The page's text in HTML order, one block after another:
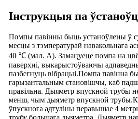
Інструкцыя па
Помпы павінны быць устаноўлены ў
месцы з тэмпературай навакольнага
40 ℃ (мал. A). Замацуеце помпа на
паверхні, выкарыстоўваючы
пазбегнуць вібрацыі.Помпа павінна
гарызантальным становішчы, каб
правільна. Дыяметр впускной трубы
менш, чым дыяметр впускной
ўпускнога адтуліны перавышае 4
трубу большага дыяметра. Дыяметр